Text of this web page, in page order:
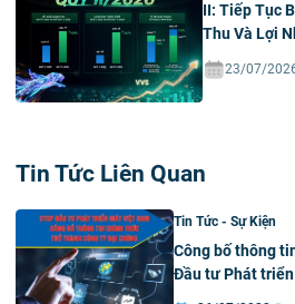
II: Tiếp Tục
Thu Và Lợi
23/07/
Tin Tức Liên Quan
Tin Tức - Sự Kiện
Công bố thông
Đầu tư Phát